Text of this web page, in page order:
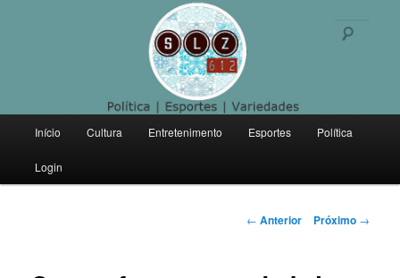
Politica | Esportes | Variedades
principal
Pular
para
Início Cultura Entretenimento Esportes Política
Login
Navegação
← Anterior Próximo →